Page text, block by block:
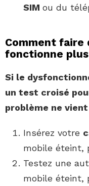
SIM ou du
Comment faire
fonctionne
Si le
un test croisé
problème ne vient
Insérez votre
mobile éteint,
Testez une
mobile éteint,